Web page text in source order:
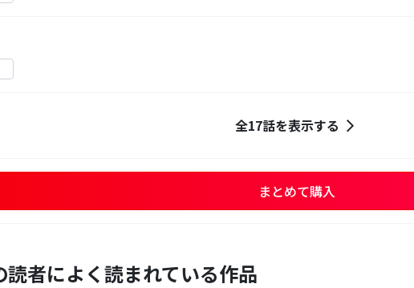
全17話を表示する
まとめて購入
読者によく読まれている作品